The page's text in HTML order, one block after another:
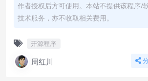
作者授权后方可使用。本站不提供该程序/
技术服务，亦不收取相关费用。
开源程序
周红川